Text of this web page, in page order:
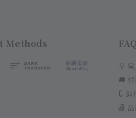
Methods FAQ
💡
🚚
🔃 退
🏬